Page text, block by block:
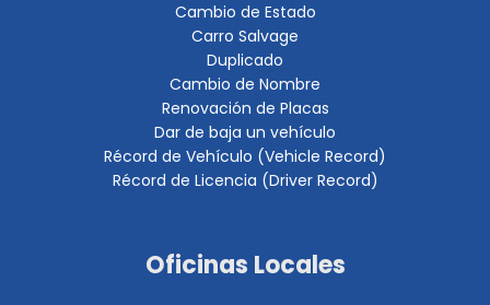
Cambio de Estado
Carro Salvage
Duplicado
Cambio de Nombre
Renovación de Placas
Dar de baja un vehículo
Récord de Vehículo (Vehicle Record)
Récord de Licencia (Driver Record)
Oficinas Locales